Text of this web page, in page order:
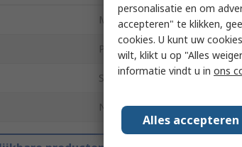
Merk
Product Type
Series
Number of Contacts
personalisatie en om
accepteren" te klikken,
cookies. U kunt uw
wilt, klikt u op "Alles
informatie vindt u in ons
Alles accepteren